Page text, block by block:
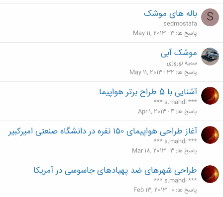
S باله های موشک
sedmostafa
پاسخ ها 3
May 11, 2013
موشک آبی
سمیه نوروزی
پاسخ ها 32
May 11, 2013
آشنایی با 5 طراح برتر هواپیما
*** s.mahdi ***
پاسخ ها 4
Apr 1, 2013
آغاز طراحی هواپیمای ۱۵۰ نفره در دانشگاه صنعتی امیرکبیر
*** s.mahdi ***
پاسخ ها 3
Mar 18, 2013
طراحی شهرهای ضد پهپادهای جاسوسی در آمریکا
*** s.mahdi ***
پاسخ ها 0
Feb 13, 2013